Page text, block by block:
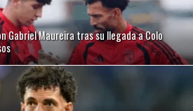
Gabriel Maureira tras su llegada a Colo